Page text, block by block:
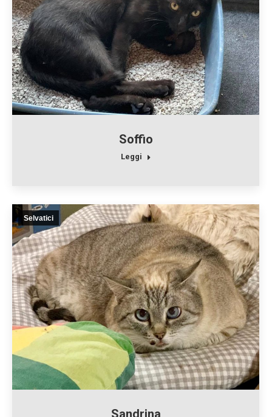
Soffio
Leggi
Selvatici